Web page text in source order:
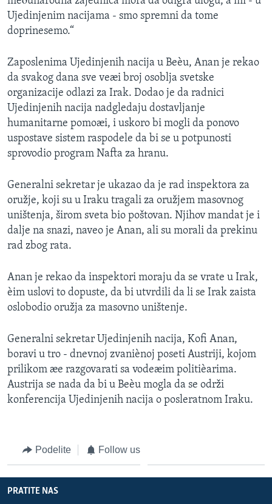
Ujedinjenim nacijama - smo spremni da tome
doprinesemo.“
Zaposlenima Ujedinjenih nacija u Beèu, Anan je rekao
da svakog dana sve veæi broj osoblja svetske
organizacije odlazi za Irak. Dodao je da radnici
Ujedinjenih nacija nadgledaju dostavljanje
humanitarne pomoæi, i uskoro bi mogli da ponovo
uspostave sistem raspodele da bi se u potpunosti
sprovodio program Nafta za hranu.
Generalni sekretar je ukazao da je rad inspektora za
oružje, koji su u Iraku tragali za oružjem masovnog
uništenja, širom sveta bio poštovan. Njihov mandat je i
dalje na snazi, naveo je Anan, ali su morali da prekinu
rad zbog rata.
Anan je rekao da inspektori moraju da se vrate u Irak,
èim uslovi to dopuste, da bi utvrdili da li se Irak zaista
oslobodio oružja za masovno uništenje.
Generalni sekretar Ujedinjenih nacija, Kofi Anan,
boravi u tro - dnevnoj zvaniènoj poseti Austriji, kojom
prilikom æe razgovarati sa vodeæim politièarima.
Austrija se nada da bi u Beèu mogla da se održi
konferencija Ujedinjenih nacija o posleratnom Iraku.
Podelite Follow us
PRATITE NAS